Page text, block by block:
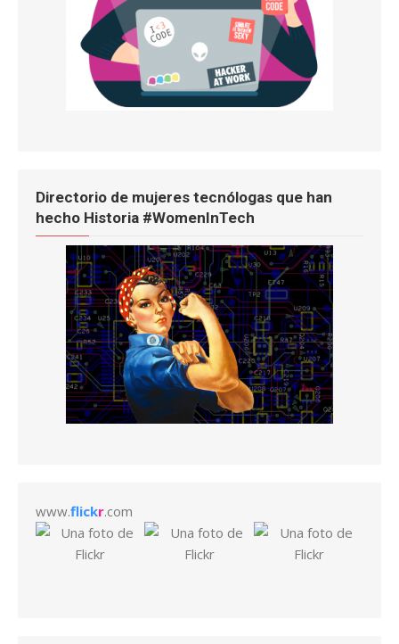
Directorio de mujeres tecnólogas que han
hecho Historia #WomenInTech
www.flickr.com